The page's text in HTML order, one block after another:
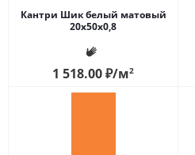
Кантри Шик белый матовый
20x50x0,8
1 518.00₽/м2